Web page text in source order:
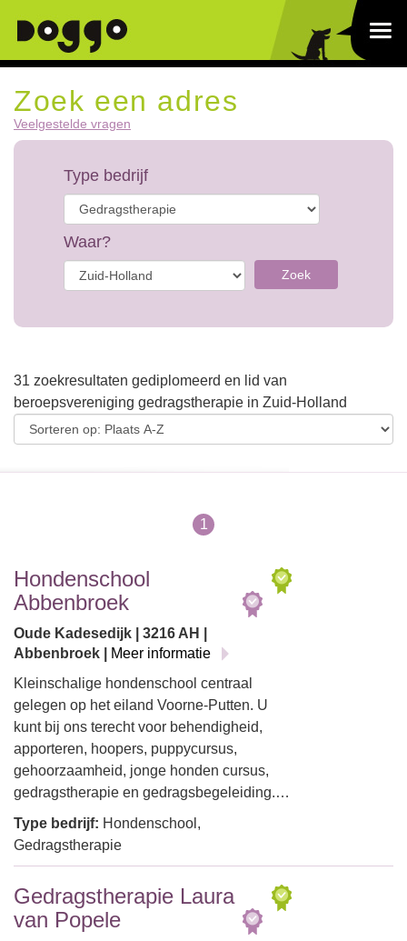
Zoek een adres
Veelgestelde vragen
Type bedrijf
Waar?
Zoek
31 zoekresultaten gediplomeerd en lid van
beroepsvereniging gedragstherapie in Zuid-Holland
1
Hondenschool
Abbenbroek
Oude Kadesedijk | 3216 AH |
Abbenbroek |
Meer informatie
Kleinschalige hondenschool centraal
gelegen op het eiland Voorne-Putten. U
kunt bij ons terecht voor behendigheid,
apporteren, hoopers, puppycursus,
gehoorzaamheid, jonge honden cursus,
gedragstherapie en gedragsbegeleiding.…
Type bedrijf: Hondenschool,
Gedragstherapie
Gedragstherapie Laura
van Popele